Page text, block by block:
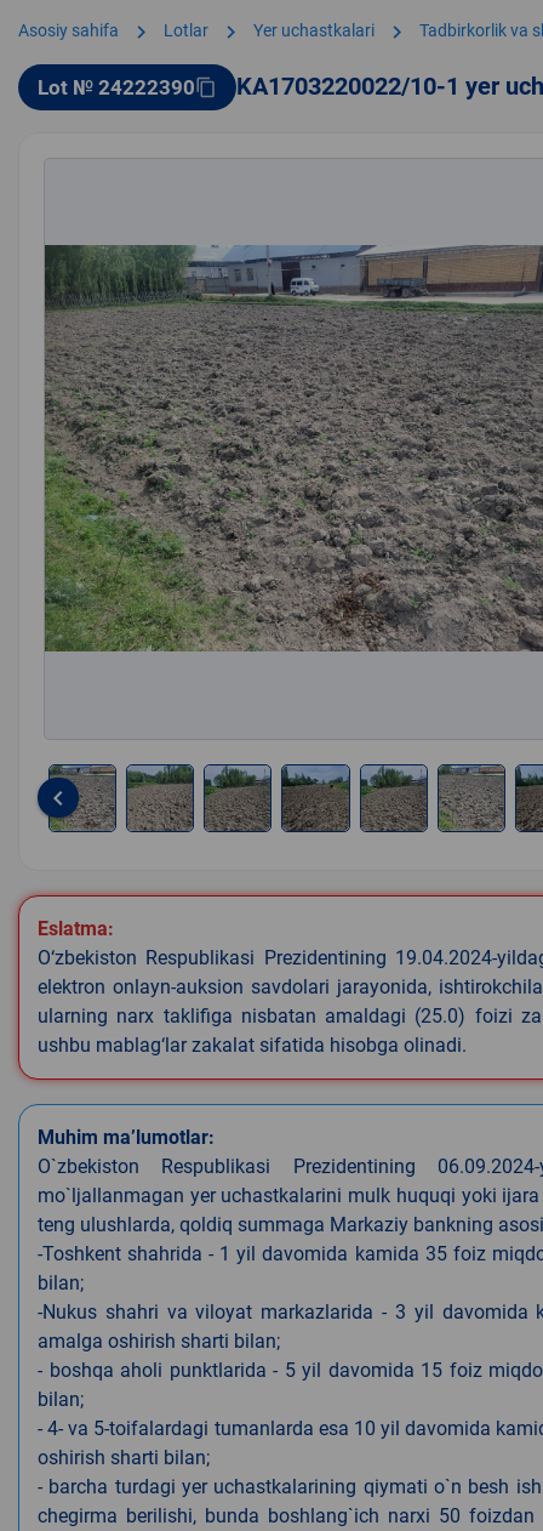
Asosiy sahifa chevron_right Lotlar chevron_right Yer uchastkalari chevron_right Tadbirkorlik va
Lot № 24222390content_copy KA1703220022/10-1 yer
of
8
keyboard_arrow_left
Eslatma:
O‘zbekiston Respublikasi Prezidentining 19.04.2024-
elektron onlayn-auksion savdolari jarayonida,
ularning narx taklifiga nisbatan amaldagi (25.0) foizi
ushbu mablag‘lar zakalat sifatida hisobga olinadi.
Muhim ma’lumotlar:
O`zbekiston Respublikasi Prezidentining
mo`ljallanmagan yer uchastkalarini mulk huquqi yoki
teng ulushlarda, qoldiq summaga Markaziy bankning
-Toshkent shahrida - 1 yil davomida kamida 35 foiz
bilan;
-Nukus shahri va viloyat markazlarida - 3 yil
amalga oshirish sharti bilan;
- boshqa aholi punktlarida - 5 yil davomida 15 foiz
bilan;
- 4- va 5-toifalardagi tumanlarda esa 10 yil davomida
oshirish sharti bilan;
- barcha turdagi yer uchastkalarining qiymati o`n besh
chegirma berilishi, bunda boshlang`ich narxi 50